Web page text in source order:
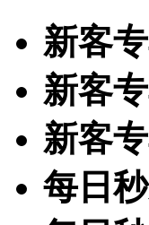
新客
新客
新客
每日